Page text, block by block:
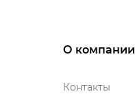
О компании
Контакты